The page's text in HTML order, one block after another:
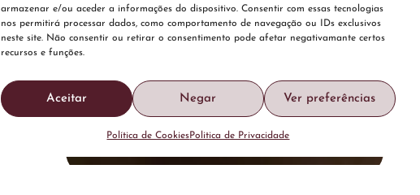
armazenar e/ou aceder a informações do dispositivo. Consentir com essas tecnologias
nos permitirá processar dados, como comportamento de navegação ou IDs exclusivos
neste site. Não consentir ou retirar o consentimento pode afetar negativamante certos
recursos e funções.
Aceitar Negar Ver preferências
Política de CookiesPolitica de Privacidade